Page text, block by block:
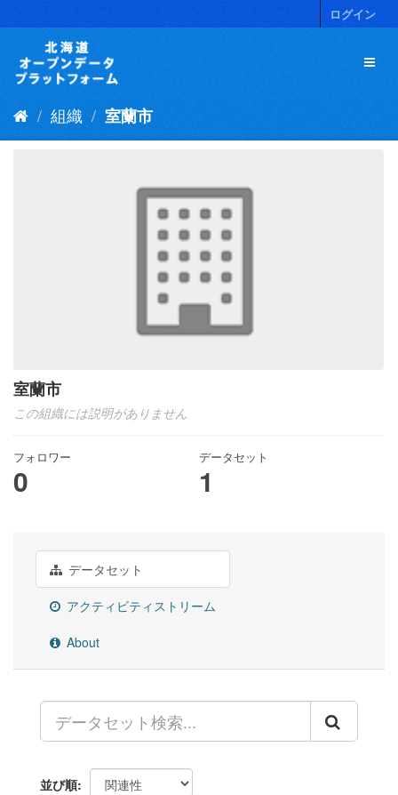
キ
ログイン
組織 室蘭市
室蘭市
この組織には説明がありません
フォロワー
0
データセット
1
データセット
アクティビティストリーム
About
並び順